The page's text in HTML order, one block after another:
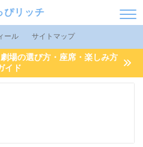
ぴリッチ
ール サイトマップ
場の選び方・座席・楽しみ方
イド